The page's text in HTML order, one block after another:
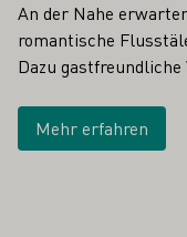
An der Nahe
romantische
Dazu
Mehr erfahren